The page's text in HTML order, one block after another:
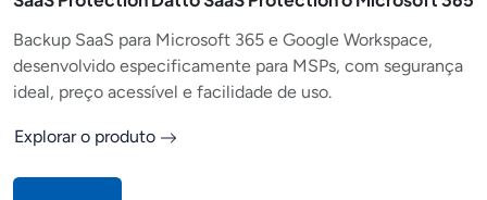
Backup SaaS para Microsoft 365 e Google Workspace,
desenvolvido especificamente para MSPs, com segurança
ideal, preço acessível e facilidade de uso.
Explorar o produto